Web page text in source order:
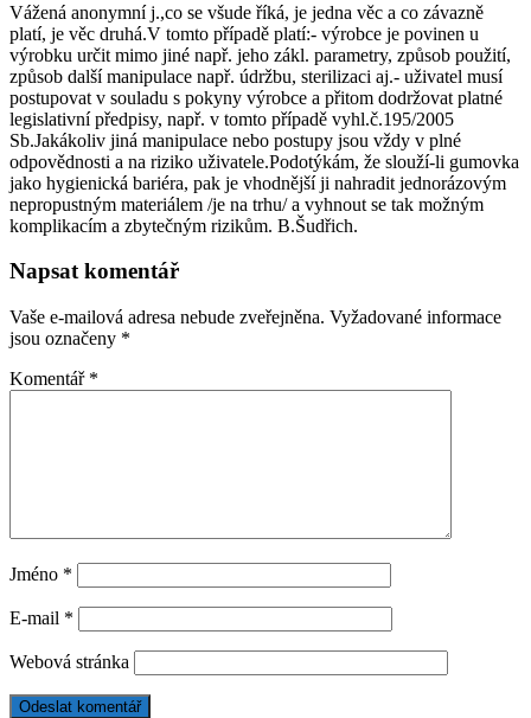
Vážená anonymní j.,co se všude říká, je jedna věc a co závazně
platí, je věc druhá.V tomto případě platí:- výrobce je povinen u
výrobku určit mimo jiné např. jeho zákl. parametry, způsob použití,
způsob další manipulace např. údržbu, sterilizaci aj.- uživatel musí
postupovat v souladu s pokyny výrobce a přitom dodržovat platné
legislativní předpisy, např. v tomto případě vyhl.č.195/2005
Sb.Jakákoliv jiná manipulace nebo postupy jsou vždy v plné
odpovědnosti a na riziko uživatele.Podotýkám, že slouží-li gumovka
jako hygienická bariéra, pak je vhodnější ji nahradit jednorázovým
nepropustným materiálem /je na trhu/ a vyhnout se tak možným
komplikacím a zbytečným rizikům. B.Šudřich.
Napsat komentář
Vaše e-mailová adresa nebude zveřejněna. Vyžadované informace
jsou označeny *
Komentář *
Jméno *
E-mail *
Webová stránka